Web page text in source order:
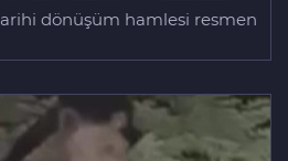
dönüşüm hamlesi resmen